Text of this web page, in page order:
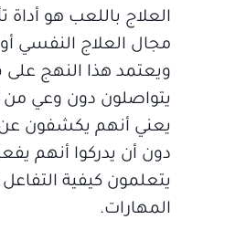
العلاج باللعب هو
مجال العلاج النفسي أو
ويعتمد هذا النهج على
يتواصلون دون وعي من
يعني أنهم يكشفون
دون أن يدركوا أنهم
يتعلمون كيفية
المهارات.